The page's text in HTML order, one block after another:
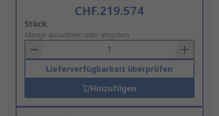
CHF.219.574
Add
to
Basket
Stück
Menge auswählen oder eingeben
Lieferverfügbarkeit überprüfen
Hinzufügen